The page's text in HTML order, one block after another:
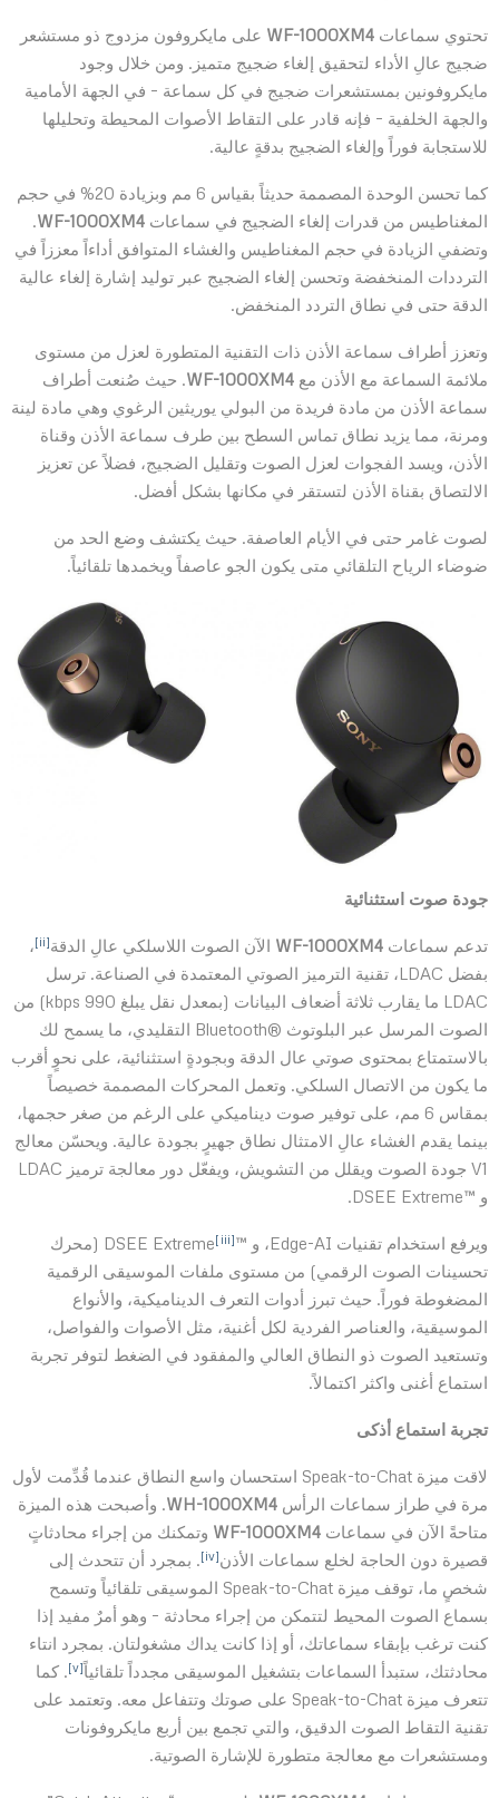
تحتوي سماعات WF-1000XM4 على مايكروفون مزدوج ذو مستشعر
ضجيج عالِ الأداء لتحقيق إلغاء ضجيج متميز. ومن خلال وجود
مايكروفونين بمستشعرات ضجيج في كل سماعة – في الجهة الأمامية
والجهة الخلفية – فإنه قادر على التقاط الأصوات المحيطة وتحليلها
للاستجابة فوراً وإلغاء الضجيج بدقةٍ عالية.
كما تحسن الوحدة المصممة حديثاً بقياس 6 مم وبزيادة 20% في حجم
المغناطيس من قدرات إلغاء الضجيج في سماعات WF-1000XM4
.
وتضفي الزيادة في حجم المغناطيس والغشاء المتوافق أداءاً معززاً في
الترددات المنخفضة وتحسن إلغاء الضجيج عبر توليد إشارة إلغاء عالية
الدقة حتى في نطاق التردد المنخفض.
وتعزز أطراف سماعة الأذن ذات التقنية المتطورة لعزل من مستوى
ملائمة السماعة مع الأذن مع WF-1000XM4. حيث صُنعت أطراف
سماعة الأذن من مادة فريدة من البولي يوريثين الرغوي وهي مادة لينة
ومرنة، مما يزيد نطاق تماس السطح بين طرف سماعة الأذن وقناة
الأذن، ويسد الفجوات لعزل الصوت وتقليل الضجيج، فضلاً عن تعزيز
الالتصاق بقناة الأذن لتستقر في مكانها بشكل أفضل.
لصوت غامر حتى في الأيام العاصفة. حيث يكتشف وضع الحد من
ضوضاء الرياح التلقائي متى يكون الجو عاصفاً ويخمدها تلقائياً.
جودة صوت استثنائية
تدعم سماعات WF-1000XM4 الآن الصوت اللاسلكي عالِ الدقة[ii]
،
بفضل LDAC، تقنية الترميز الصوتي المعتمدة في الصناعة. ترسل
LDAC ما يقارب ثلاثة أضعاف البيانات (بمعدل نقل يبلغ 990 kbps) من
الصوت المرسل عبر البلوتوث ®Bluetooth التقليدي، ما يسمح لك
بالاستمتاع بمحتوى صوتي عال الدقة وبجودةٍ استثنائية، على نحوٍ أقرب
ما يكون من الاتصال السلكي. وتعمل المحركات المصممة خصيصاً
بمقاس 6 مم، على توفير صوت ديناميكي على الرغم من صغر حجمها،
بينما يقدم الغشاء عالِ الامتثال نطاق جهيرٍ بجودة عالية. ويحسّن معالج
V1 جودة الصوت ويقلل من التشويش، ويفعّل دور معالجة ترميز LDAC
و ™DSEE Extreme.
ويرفع استخدام تقنيات Edge-AI، و ™DSEE Extreme [iii]
(محرك
تحسينات الصوت الرقمي) من مستوى ملفات الموسيقى الرقمية
المضغوطة فوراً. حيث تبرز أدوات التعرف الديناميكية، والأنواع
الموسيقية، والعناصر الفردية لكل أغنية، مثل الأصوات والفواصل،
وتستعيد الصوت ذو النطاق العالي والمفقود في الضغط لتوفر تجربة
استماع أغنى واكثر اكتمالاً.
تجربة استماع أذكى
لاقت ميزة Speak-to-Chat استحسان واسع النطاق عندما قُدِّمت لأول
مرة في طراز سماعات الرأس WH-1000XM4. وأصبحت هذه الميزة
متاحةً الآن في سماعات WF-1000XM4 وتمكنك من إجراء محادثاتٍ
قصيرة دون الحاجة لخلع سماعات الأذن[iv]
. بمجرد أن تتحدث إلى
شخصٍ ما، توقف ميزة Speak-to-Chat الموسيقى تلقائياً وتسمح
بسماع الصوت المحيط لتتمكن من إجراء محادثة – وهو أمرٌ مفيد إذا
كنت ترغب بإبقاء سماعاتك، أو إذا كانت يداك مشغولتان. بمجرد انتاء
محادثتك، ستبدأ السماعات بتشغيل الموسيقى مجدداً تلقائياً[v]
. كما
تتعرف ميزة Speak-to-Chat على صوتك وتتفاعل معه. وتعتمد على
تقنية التقاط الصوت الدقيق، والتي تجمع بين أربع مايكروفونات
ومستشعرات مع معالجة متطورة للإشارة الصوتية.